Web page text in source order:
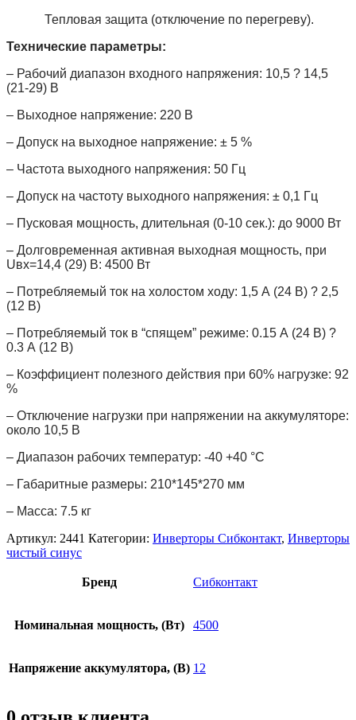
Тепловая защита (отключение по перегреву).
Технические параметры:
– Рабочий диапазон входного напряжения: 10,5 ? 14,5
(21-29) В
– Выходное напряжение: 220 В
– Допуск на выходное напряжение: ± 5 %
– Частота выходного напряжения: 50 Гц
– Допуск на частоту выходного напряжения: ± 0,1 Гц
– Пусковая мощность, длительная (0-10 сек.): до 9000 Вт
– Долговременная активная выходная мощность, при
Uвх=14,4 (29) В: 4500 Вт
– Потребляемый ток на холостом ходу: 1,5 А (24 В) ? 2,5
(12 В)
– Потребляемый ток в “спящем” режиме: 0.15 А (24 В) ?
0.3 А (12 В)
– Коэффициент полезного действия при 60% нагрузке: 92
%
– Отключение нагрузки при напряжении на аккумуляторе:
около 10,5 В
– Диапазон рабочих температур: -40 +40 °С
– Габаритные размеры: 210*145*270 мм
– Масса: 7.5 кг
Артикул: 2441 Категории: Инверторы Сибконтакт, Инверторы
чистый синус
Бренд Сибконтакт
Номинальная мощность, (Вт) 4500
Напряжение аккумулятора, (В) 12